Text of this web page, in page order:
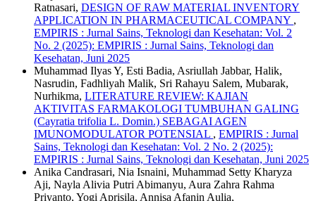
Ratnasari, DESIGN OF RAW MATERIAL INVENTORY
APPLICATION IN PHARMACEUTICAL COMPANY ,
EMPIRIS : Jurnal Sains, Teknologi dan Kesehatan: Vol. 2
No. 2 (2025): EMPIRIS : Jurnal Sains, Teknologi dan
Kesehatan, Juni 2025
Muhammad Ilyas Y, Esti Badia, Asriullah Jabbar, Halik,
Nasrudin, Fadhliyah Malik, Sri Rahayu Salem, Mubarak,
Nurhikma, LITERATURE REVIEW: KAJIAN
AKTIVITAS FARMAKOLOGI TUMBUHAN GALING
(Cayratia trifolia L. Domin.) SEBAGAI AGEN
IMUNOMODULATOR POTENSIAL , EMPIRIS : Jurnal
Sains, Teknologi dan Kesehatan: Vol. 2 No. 2 (2025):
EMPIRIS : Jurnal Sains, Teknologi dan Kesehatan, Juni 2025
Anika Candrasari, Nia Isnaini, Muhammad Setty Kharyza
Aji, Nayla Alivia Putri Abimanyu, Aura Zahra Rahma
Priyanto, Yogi Aprisila, Annisa Afanin Aulia,